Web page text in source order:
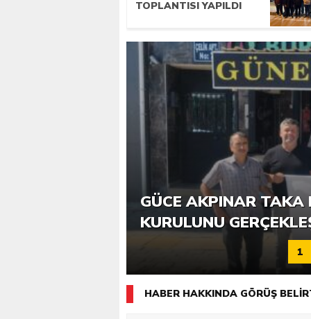
TOPLANTISI YAPILDI
6. GÜCE TEKKEKÖY
KATILIMLA
GÜCE AKPINAR TAKA
KURULUNU
1
HABER HAKKINDA GÖRÜŞ